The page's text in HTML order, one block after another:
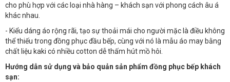
cho phù hợp với các loại nhà hàng – khách sạn với phong cách âu á
khác nhau.
- Kiểu dáng áo rộng rãi, tạo sự thoải mái cho người mặc là điều không
thể thiếu trong đồng phục đầu bếp, cùng với nó là mẫu áo may bằng
chất liệu kaki có nhiều cotton dễ thấm hút mồ hôi.
Hướng dẫn sử dụng và bảo quản sản phẩm đồng phục bếp khách
sạn: